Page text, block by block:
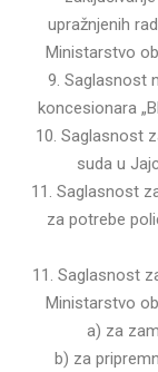
upražnjenih
Ministarstvo
9. Saglasnost
koncesionara
10. Saglasnost
suda u
11. Saglasnost
za potrebe
11. Saglasnost
Ministarstvo
a) za
b) za